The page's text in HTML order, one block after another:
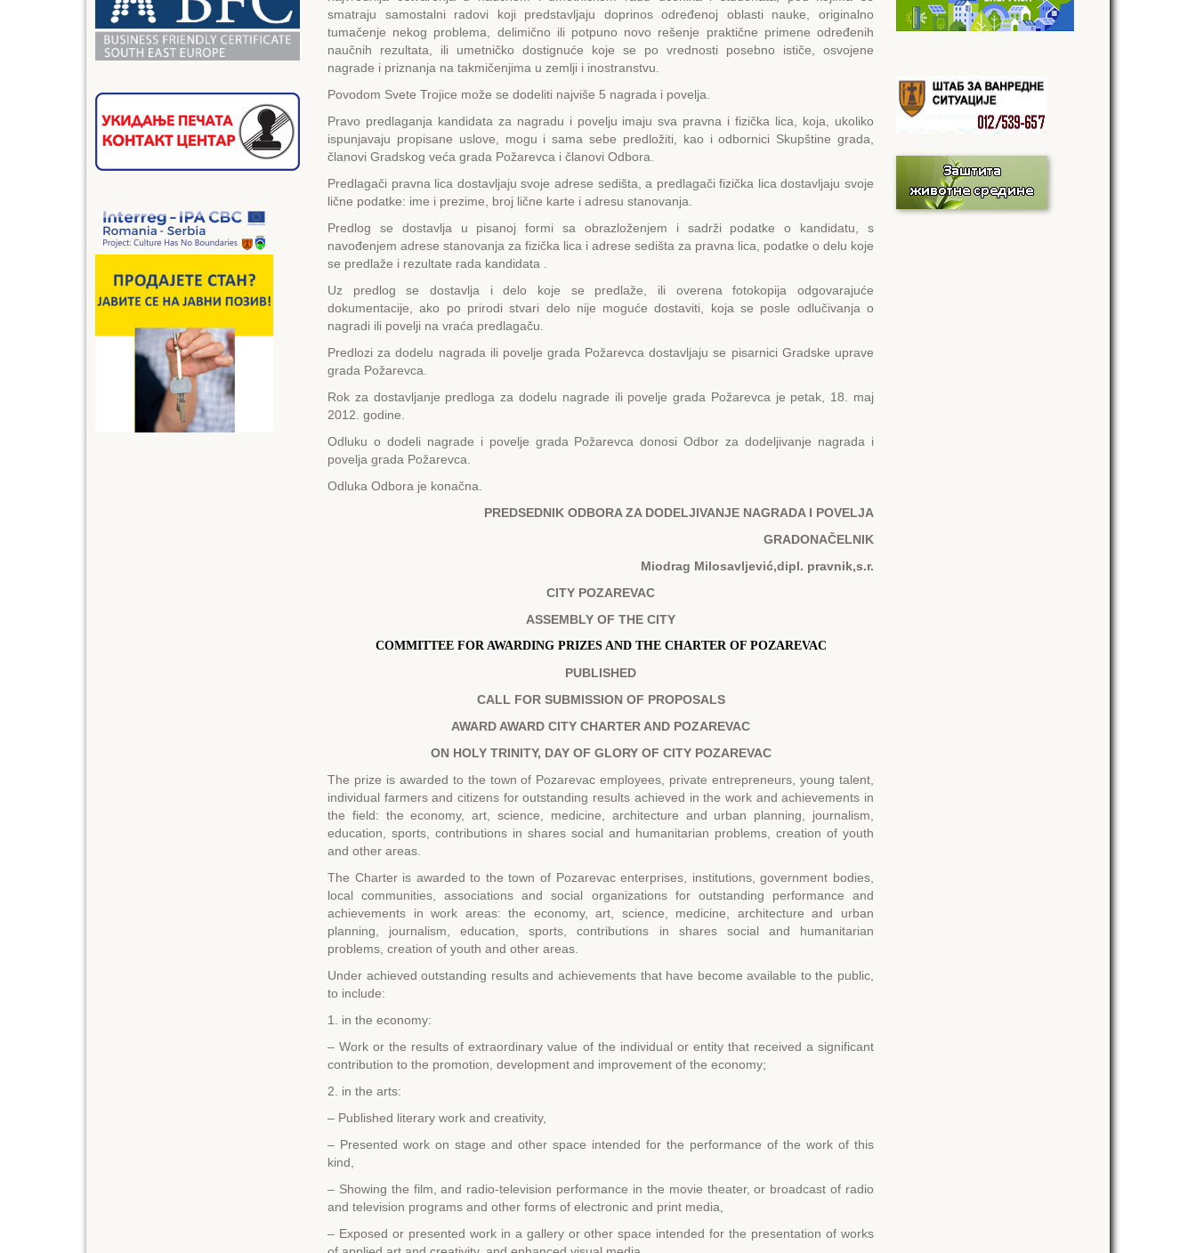
smatraju samostalni radovi koji predstavljaju doprinos određenoj oblasti nauke, originalno
tumačenje nekog problema, delimično ili potpuno novo rešenje praktične primene određenih
naučnih rezultata, ili umetničko dostignuće koje se po vrednosti posebno ističe, osvojene
nagrade i priznanja na takmičenjima u zemlji i inostranstvu.
Povodom Svete Trojice može se dodeliti najviše 5 nagrada i povelja.
Pravo predlaganja kandidata za nagradu i povelju imaju sva pravna i fizička lica, koja, ukoliko
ispunjavaju propisane uslove, mogu i sama sebe predložiti, kao i odbornici Skupštine grada,
članovi Gradskog veća grada Požarevca i članovi Odbora.
Predlagači pravna lica dostavljaju svoje adrese sedišta, a predlagači fizička lica dostavljaju svoje
lične podatke: ime i prezime, broj lične karte i adresu stanovanja.
Predlog se dostavlja u pisanoj formi sa obrazloženjem i sadrži podatke o kandidatu, s
navođenjem adrese stanovanja za fizička lica i adrese sedišta za pravna lica, podatke o delu koje
se predlaže i rezultate rada kandidata .
Uz predlog se dostavlja i delo koje se predlaže, ili overena fotokopija odgovarajuće
dokumentacije, ako po prirodi stvari delo nije moguće dostaviti, koja se posle odlučivanja o
nagradi ili povelji na vraća predlagaču.
Predlozi za dodelu nagrada ili povelje grada Požarevca dostavljaju se pisarnici Gradske uprave
grada Požarevca.
Rok za dostavljanje predloga za dodelu nagrade ili povelje grada Požarevca je petak, 18. maj
2012. godine.
Odluku o dodeli nagrade i povelje grada Požarevca donosi Odbor za dodeljivanje nagrada i
povelja grada Požarevca.
Odluka Odbora je konačna.
PRЕDSЕDNIK ODBORA ZA DODЕLJIVANJЕ NAGRADA I POVЕLJA
GRADONAČЕLNIK
Miodrag Milosavljević,dipl. pravnik,s.r.
CITY POZAREVAC
ASSEMBLY OF THE CITY
COMMITTEE FOR AWARDING PRIZES AND THE CHARTER OF POZAREVAC
PUBLISHED
CALL FOR SUBMISSION OF PROPOSALS
AWARD AWARD CITY CHARTER AND POZAREVAC
ON HOLY TRINITY, DAY OF GLORY OF CITY POZAREVAC
The prize is awarded to the town of Pozarevac employees, private entrepreneurs, young talent,
individual farmers and citizens for outstanding results achieved in the work and achievements in
the field: the economy, art, science, medicine, architecture and urban planning, journalism,
education, sports, contributions in shares social and humanitarian problems, creation of youth
and other areas.
The Charter is awarded to the town of Pozarevac enterprises, institutions, government bodies,
local communities, associations and social organizations for outstanding performance and
achievements in work areas: the economy, art, science, medicine, architecture and urban
planning, journalism, education, sports, contributions in shares social and humanitarian
problems, creation of youth and other areas.
Under achieved outstanding results and achievements that have become available to the public,
to include:
1. in the economy:
– Work or the results of extraordinary value of the individual or entity that received a significant
contribution to the promotion, development and improvement of the economy;
2. in the arts:
– Published literary work and creativity,
– Presented work on stage and other space intended for the performance of the work of this
kind,
– Showing the film, and radio-television performance in the movie theater, or broadcast of radio
and television programs and other forms of electronic and print media,
– Exposed or presented work in a gallery or other space intended for the presentation of works